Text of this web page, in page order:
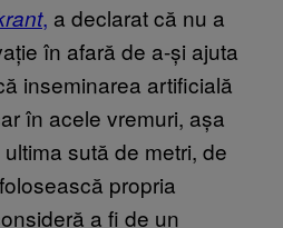
, a declarat că nu a
în afară de a-și ajuta
inseminarea artificială
în acele vremuri, așa
sută de metri, de
propria
a fi de un